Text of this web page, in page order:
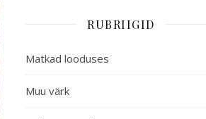
RUBRIIGID
Matkad looduses
Muu värk